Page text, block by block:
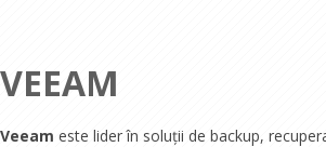
VEEAM
Veeam este lider în soluții de backup,